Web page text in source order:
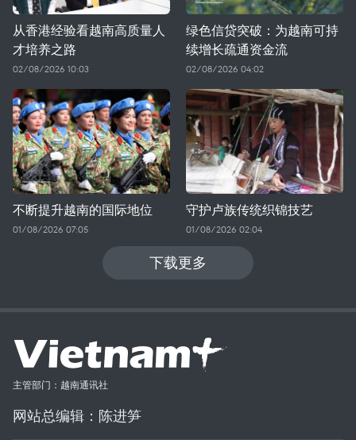
从香港经验看越南高质量人
才培养之路
02/08/2026 10:03
绿色信贷突破：为越南可持
续增长疏通资金流
02/08/2026 04:02
不断提升越南的国际地位
01/08/2026 07:05
守护卢族传统织锦技艺
01/08/2026 02:04
下载更多
主管部门：越南通讯社
网站总编辑：陈进笋